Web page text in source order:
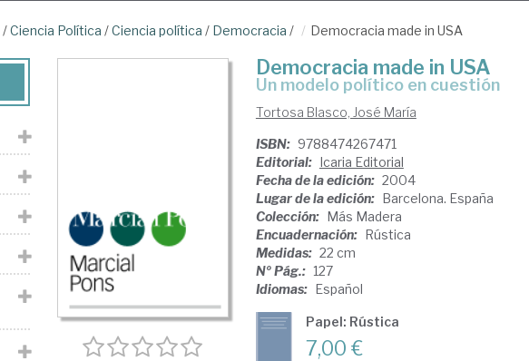
/Ciencia Política /Ciencia política / Democracia / Democracia made in USA
Democracia made in USA
un modelo político en cuestión
Tortosa Blasco, José María
ISBN: 9788474267471
Editorial: Icaria Editorial
Fecha de la edición: 2004
Lugar de la edición: Barcelona. España
Colección: Más Madera
Encuadernación: Rústica
Medidas: 22 cm
Nº Pág.: 127
Idiomas: Español
Papel: Rústica
7,00 €